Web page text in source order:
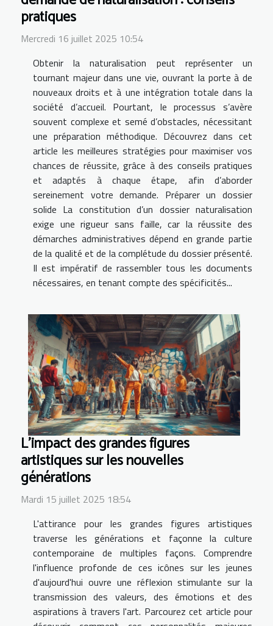
pratiques
Mercredi 16 juillet 2025 10:54
Obtenir la naturalisation peut représenter un
tournant majeur dans une vie, ouvrant la porte à de
nouveaux droits et à une intégration totale dans la
société d’accueil. Pourtant, le processus s’avère
souvent complexe et semé d’obstacles, nécessitant
une préparation méthodique. Découvrez dans cet
article les meilleures stratégies pour maximiser vos
chances de réussite, grâce à des conseils pratiques
et adaptés à chaque étape, afin d’aborder
sereinement votre demande. Préparer un dossier
solide La constitution d’un dossier naturalisation
exige une rigueur sans faille, car la réussite des
démarches administratives dépend en grande partie
de la qualité et de la complétude du dossier présenté.
Il est impératif de rassembler tous les documents
nécessaires, en tenant compte des spécificités...
L'impact des grandes figures
artistiques sur les nouvelles
générations
Mardi 15 juillet 2025 18:54
L'attirance pour les grandes figures artistiques
traverse les générations et façonne la culture
contemporaine de multiples façons. Comprendre
l'influence profonde de ces icônes sur les jeunes
d'aujourd'hui ouvre une réflexion stimulante sur la
transmission des valeurs, des émotions et des
aspirations à travers l'art. Parcourez cet article pour